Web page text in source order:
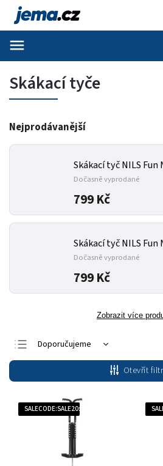
Skákací tyče
Nejprodávanější
Skákací tyč NILS Fun
Dočasně vyprodané
799 Kč
Skákací tyč NILS Fun
Dočasně vyprodané
799 Kč
Zobrazit více
Doporučujeme
Nejlevnější
Nejdražší
Nejprodávanější
Abecedně
Otevřít filtr
SALECODE:SALE20:20:%